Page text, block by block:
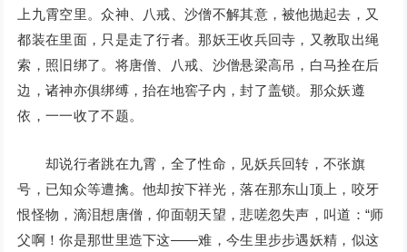
上九霄空里。众神、八戒、沙僧不解其意，被他抛起去，又
都装在里面，只是走了行者。那妖王收兵回寺，又教取出绳
索，照旧绑了。将唐僧、八戒、沙僧悬梁高吊，白马拴在后
边，诸神亦俱绑缚，抬在地窖子内，封了盖锁。那众妖遵
依，一一收了不题。
却说行者跳在九霄，全了性命，见妖兵回转，不张旗
号，已知众等遭擒。他却按下祥光，落在那东山顶上，咬牙
恨怪物，滴泪想唐僧，仰面朝天望，悲嗟忽失声，叫道：“师
父啊！你是那世里造下这——难，今生里步步遇妖精，似这